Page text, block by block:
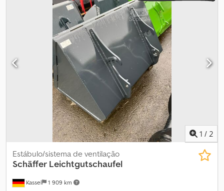
1 / 2
Kassel 1 909 km
Estábulo/sistema de ventilação
Schäffer Leichtgutschaufel